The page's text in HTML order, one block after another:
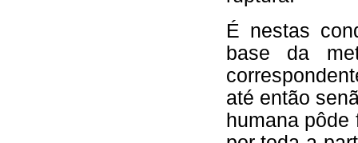
É nestas
base da
até então
humana